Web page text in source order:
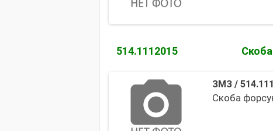
514.1112015
ЗМЗ/
Скоба